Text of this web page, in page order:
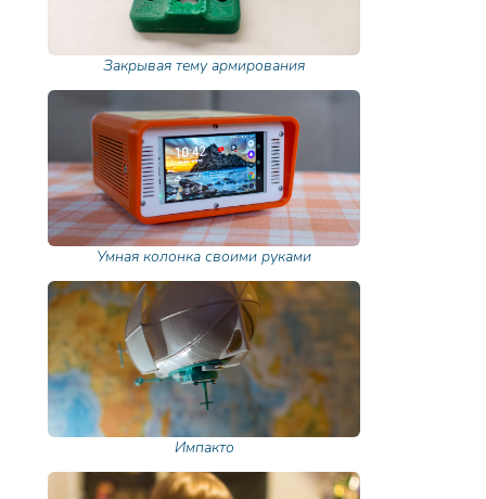
Закрывая тему армирования
Умная колонка своими руками
Импакто